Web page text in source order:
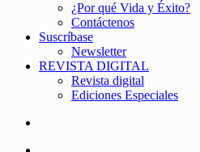
¿Por qué Vida y Éxito?
Contáctenos
Suscríbase
Newsletter
REVISTA DIGITAL
Revista digital
Ediciones Especiales